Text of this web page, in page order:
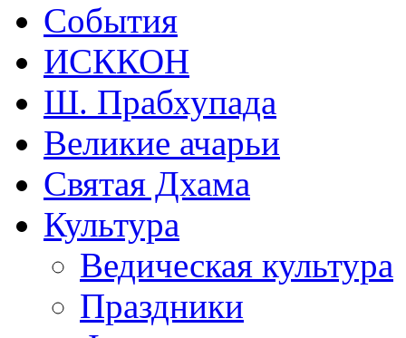
События
ИСККОН
Ш. Прабхупада
Великие ачарьи
Святая Дхама
Культура
Ведическая культура
Праздники